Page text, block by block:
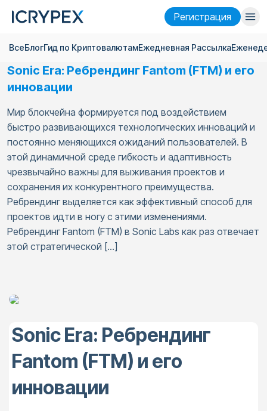
Pегистрация
Войти Pегистрация
Финансы
Исследовать
Помощь
Фьючерсыx50
Language
Тема
ВсеБлогГид по КриптовалютамЕжедневная Pассылка
Sonic Era: Ребрендинг Fantom (FTM) и его
инновации
Мир блокчейна формируется под воздействием
быстро развивающихся технологических инноваций и
постоянно меняющихся ожиданий пользователей. В
этой динамичной среде гибкость и адаптивность
чрезвычайно важны для выживания проектов и
сохранения их конкурентного преимущества.
Ребрендинг выделяется как эффективный способ для
проектов идти в ногу с этими изменениями.
Ребрендинг Fantom (FTM) в Sonic Labs как раз отвечает
этой стратегической […]
Sonic Era: Ребрендинг
Fantom (FTM) и его
инновации